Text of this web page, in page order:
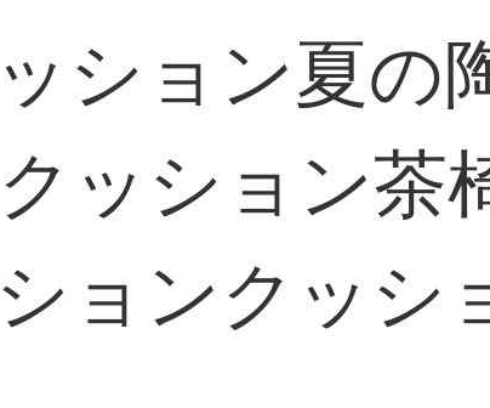
ション夏の
ッション茶
ョンクッシ